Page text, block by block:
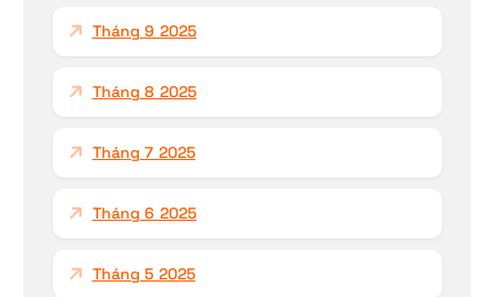
Tháng 9 2025
Tháng 8 2025
Tháng 7 2025
Tháng 6 2025
Tháng 5 2025